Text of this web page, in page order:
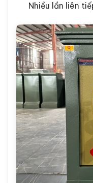
Nhiều lần liên